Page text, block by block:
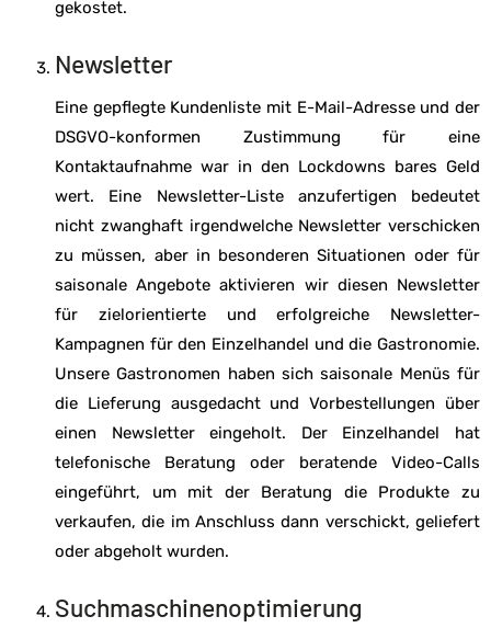
gekostet.
Newsletter
Eine gepflegte Kundenliste mit E-Mail-Adresse und der
DSGVO-konformen Zustimmung für eine
Kontaktaufnahme war in den Lockdowns bares Geld
wert. Eine Newsletter-Liste anzufertigen bedeutet
nicht zwanghaft irgendwelche Newsletter verschicken
zu müssen, aber in besonderen Situationen oder für
saisonale Angebote aktivieren wir diesen Newsletter
für zielorientierte und erfolgreiche Newsletter-
Kampagnen für den Einzelhandel und die Gastronomie.
Unsere Gastronomen haben sich saisonale Menüs für
die Lieferung ausgedacht und Vorbestellungen über
einen Newsletter eingeholt. Der Einzelhandel hat
telefonische Beratung oder beratende Video-Calls
eingeführt, um mit der Beratung die Produkte zu
verkaufen, die im Anschluss dann verschickt, geliefert
oder abgeholt wurden.
Suchmaschinenoptimierung